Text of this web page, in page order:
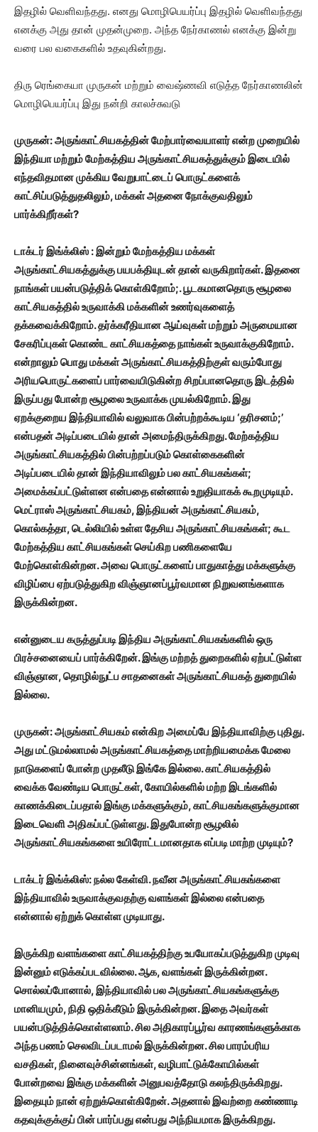
இதழில் வெளிவந்தது. எனது மொழிபெயர்ப்பு இதழில் வெளிவந்தது
எனக்கு அது தான் முதன்முறை. அந்த நேர்காணல் எனக்கு இன்று
வரை பல வகைகளில் உதவுகின்றது.
திரு ரெங்கையா முருகன் மற்றும் வைஷ்ணவி எடுத்த நேர்காணலின்
மொழிபெயர்ப்பு இது நன்றி காலச்சுவடு
முருகன்: அருங்காட்சியகத்தின் மேற்பார்வையாளர் என்ற முறையில்
இந்தியா மற்றும் மேற்கத்திய அருங்காட்சியகத்துக்கும் இடையில்
எந்தவிதமான முக்கிய வேறுபாட்டைப் பொருட்களைக்
காட்சிப்படுத்துதலிலும்,மக்கள் அதனை நோக்குவதிலும்
பார்க்கிறீர்கள்?
டாக்டர் இங்க்லிஸ் : இன்றும் மேற்கத்திய மக்கள்
அருங்காட்சியகத்துக்கு பயபக்தியுடன் தான் வருகிறார்கள். இதனை
நாங்கள் பயன்படுத்திக் கொள்கிறோம்;.பூடகமானதொரு சூழலை
காட்சியகத்தில் உருவாக்கி மக்களின் உணர்வுகளைத்
தக்கவைக்கிறோம். தர்க்கரீதியான ஆய்வுகள் மற்றும் அருமையான
சேகரிப்புகள் கொண்ட காட்சியகத்தை நாங்கள் உருவாக்குகிறோம்.
என்றாலும் பொது மக்கள் அருங்காட்சியகத்திற்குள் வரும்போது
அரியபொருட்களைப் பார்வையிடுகின்ற சிறப்பானதொரு இடத்தில்
இருப்பது போன்ற சூழலை உருவாக்க முயல்கிறோம். இது
ஏறக்குறைய இந்தியாவில் வலுவாக பின்பற்றக்கூடிய ‘தரிசனம்;’
என்பதன் அடிப்படையில் தான் அமைந்திருக்கிறது. மேற்கத்திய
அருங்காட்சியகத்தில் பின்பற்றப்படும் கொள்கைகளின்
அடிப்படையில் தான் இந்தியாவிலும் பல காட்சியகங்கள்;
அமைக்கப்பட்டுள்ளன என்பதை என்னால் உறுதியாகக் கூறமுடியும்.
மெட்ராஸ் அருங்காட்சியகம்,இந்தியன் அருங்காட்சியகம்,
கொல்கத்தா,டெல்லியில் உள்ள தேசிய அருங்காட்சியகங்கள்; கூட
மேற்கத்திய காட்சியகங்கள் செய்கிற பணிகளையே
மேற்கொள்கின்றன. அவை பொருட்களைப் பாதுகாத்து மக்களுக்கு
விழிப்பை ஏற்படுத்துகிற விஞ்ஞானப்பூர்வமான நிறுவனங்களாக
இருக்கின்றன.
என்னுடைய கருத்துப்படி இந்திய அருங்காட்சியகங்களில் ஒரு
பிரச்சனையைப் பார்க்கிறேன். இங்கு மற்றத் துறைகளில் ஏற்பட்டுள்ள
விஞ்ஞான,தொழில்நுட்ப சாதனைகள் அருங்காட்சியகத் துறையில்
இல்லை.
முருகன்: அருங்காட்சியகம் என்கிற அமைப்பே இந்தியாவிற்கு புதிது.
அது மட்டுமல்லாமல் அருங்காட்சியகத்தை மாற்றியமைக்க மேலை
நாடுகளைப் போன்ற முதலீடு இங்கே இல்லை. காட்சியகத்தில்
வைக்க வேண்டிய பொருட்கள்,கோயில்களில் மற்ற இடங்களில்
காணக்கிடைப்பதால் இங்கு மக்களுக்கும்,காட்சியகங்களுக்குமான
இடைவெளி அதிகப்பட்டுள்ளது. இதுபோன்ற சூழலில்
அருங்காட்சியகங்களை உயிரோட்டமானதாக எப்படி மாற்ற முடியும்?
டாக்டர் இங்க்லிஸ்: நல்ல கேள்வி. நவீன அருங்காட்சியகங்களை
இந்தியாவில் உருவாக்குவதற்கு வளங்கள் இல்லை என்பதை
என்னால் ஏற்றுக் கொள்ள முடியாது.
இருக்கிற வளங்களை காட்சியகத்திற்கு உபயோகப்படுத்துகிற முடிவு
இன்னும் எடுக்கப்படவில்லை. ஆக,வளங்கள் இருக்கின்றன.
சொல்லப்போனால்,இந்தியாவில் பல அருங்காட்சியகங்களுக்கு
மானியமும்,நிதி ஒதிக்கீடும் இருக்கின்றன. இதை அவர்கள்
பயன்படுத்திக்கொள்ளலாம். சில அதிகாரப்பூர்வ காரணங்களுக்காக
அந்த பணம் செலவிடப்படாமல் இருக்கின்றன. சில பாரம்பரிய
வசதிகள்,நினைவுச்சின்னங்கள்,வழிபாட்டுக்கோயில்கள்
போன்றவை இங்கு மக்களின் அனுபவத்தோடு கலந்திருக்கிறது.
இதையும் நான் ஏற்றுக்கொள்கிறேன். அதனால் இவற்றை கண்ணாடி
கதவுக்குக்குப் பின் பார்ப்பது என்பது அந்நியமாக இருக்கிறது.